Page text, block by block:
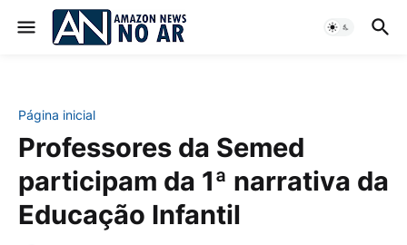
Página inicial
Professores da Semed
participam da 1ª narrativa da
Educação Infantil